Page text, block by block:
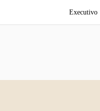
Executivo